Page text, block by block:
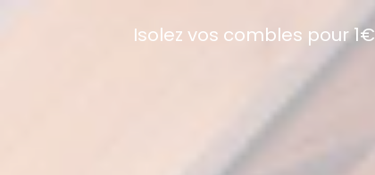
Isolez vos combles pour 1€